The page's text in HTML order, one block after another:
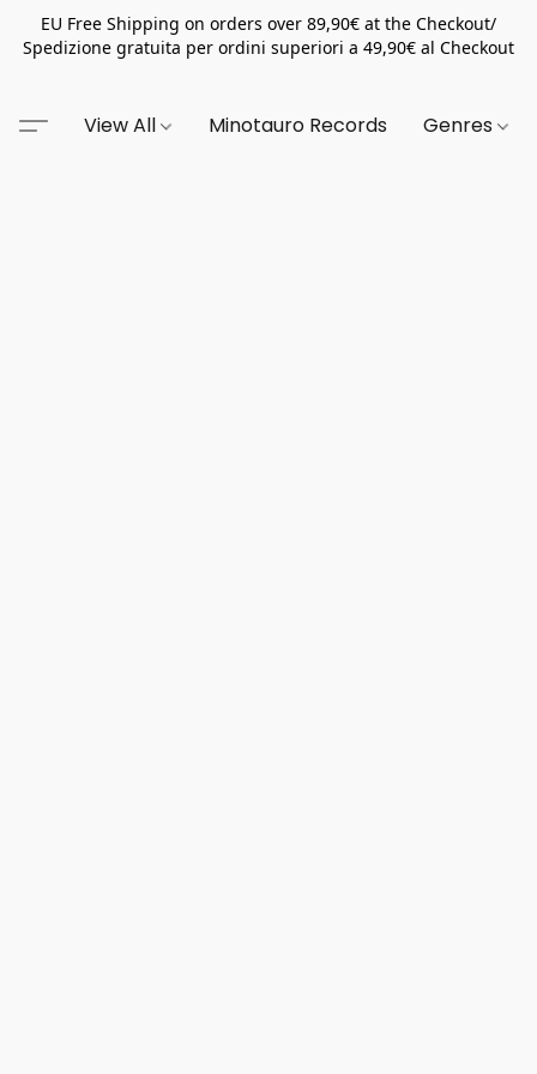
EU Free Shipping on orders over 89,90€ at the Checkout/
Spedizione gratuita per ordini superiori a 49,90€ al Checkout
View All Minotauro Records Genres